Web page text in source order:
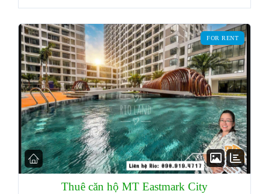
FOR RENT
Thuê căn hộ MT Eastmark City